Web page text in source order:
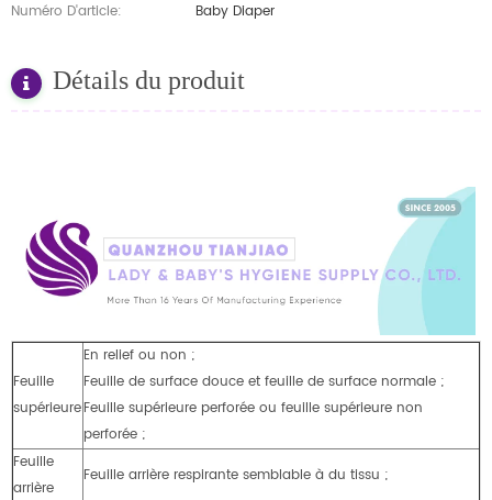
Numéro D'article: Baby Diaper
Détails du produit
Feuille
supérieure
En relief ou non ;
Feuille de surface douce et feuille de surface normale ;
Feuille supérieure perforée ou feuille supérieure non
perforée ;
Feuille
arrière
Feuille arrière respirante semblable à du tissu ;